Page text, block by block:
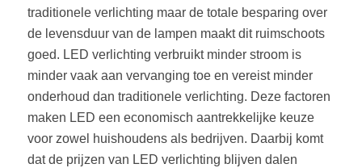
traditionele verlichting maar de totale besparing over
de levensduur van de lampen maakt dit ruimschoots
goed. LED verlichting verbruikt minder stroom is
minder vaak aan vervanging toe en vereist minder
onderhoud dan traditionele verlichting. Deze factoren
maken LED een economisch aantrekkelijke keuze
voor zowel huishoudens als bedrijven. Daarbij komt
dat de prijzen van LED verlichting blijven dalen